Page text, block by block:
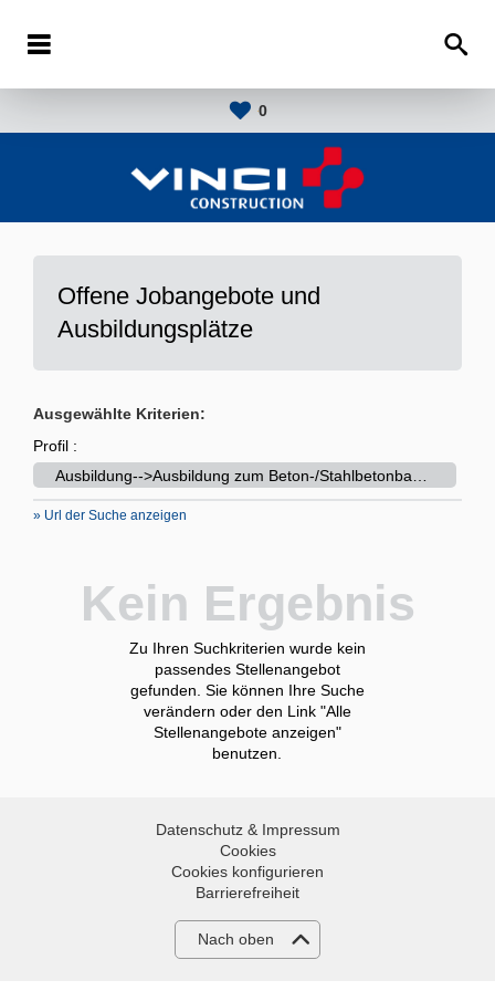
0
Offene Jobangebote und
Ausbildungsplätze
Ausgewählte Kriterien:
Profil :
» Url der Suche anzeigen
Kein Ergebnis
Zu Ihren Suchkriterien wurde kein
passendes Stellenangebot
gefunden. Sie können Ihre Suche
verändern oder den Link "Alle
Stellenangebote anzeigen"
benutzen.
Datenschutz & Impressum
Cookies
Cookies konfigurieren
Barrierefreiheit
Nach oben